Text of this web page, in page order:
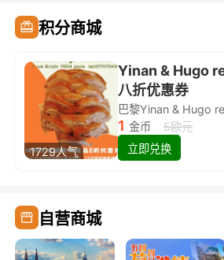
积分商城
1729人气
Yinan & Hugo
八折优惠券
1 金币
5欧元
立即兑换
自营商城